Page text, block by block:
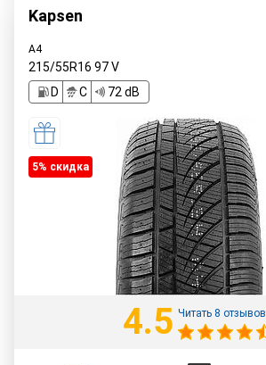
Kapsen
A4
215/55R16 97V
D
C 72 dB
5% cкидка
4.5 Читать 8 отзывов